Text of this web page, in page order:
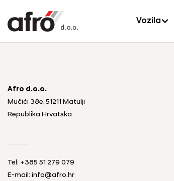
Vozila
Afro d.o.o.
Mučići 38e, 51211 Matulji
Republika Hrvatska
Tel: +385 51 279 079
E-mail: info@afro.hr